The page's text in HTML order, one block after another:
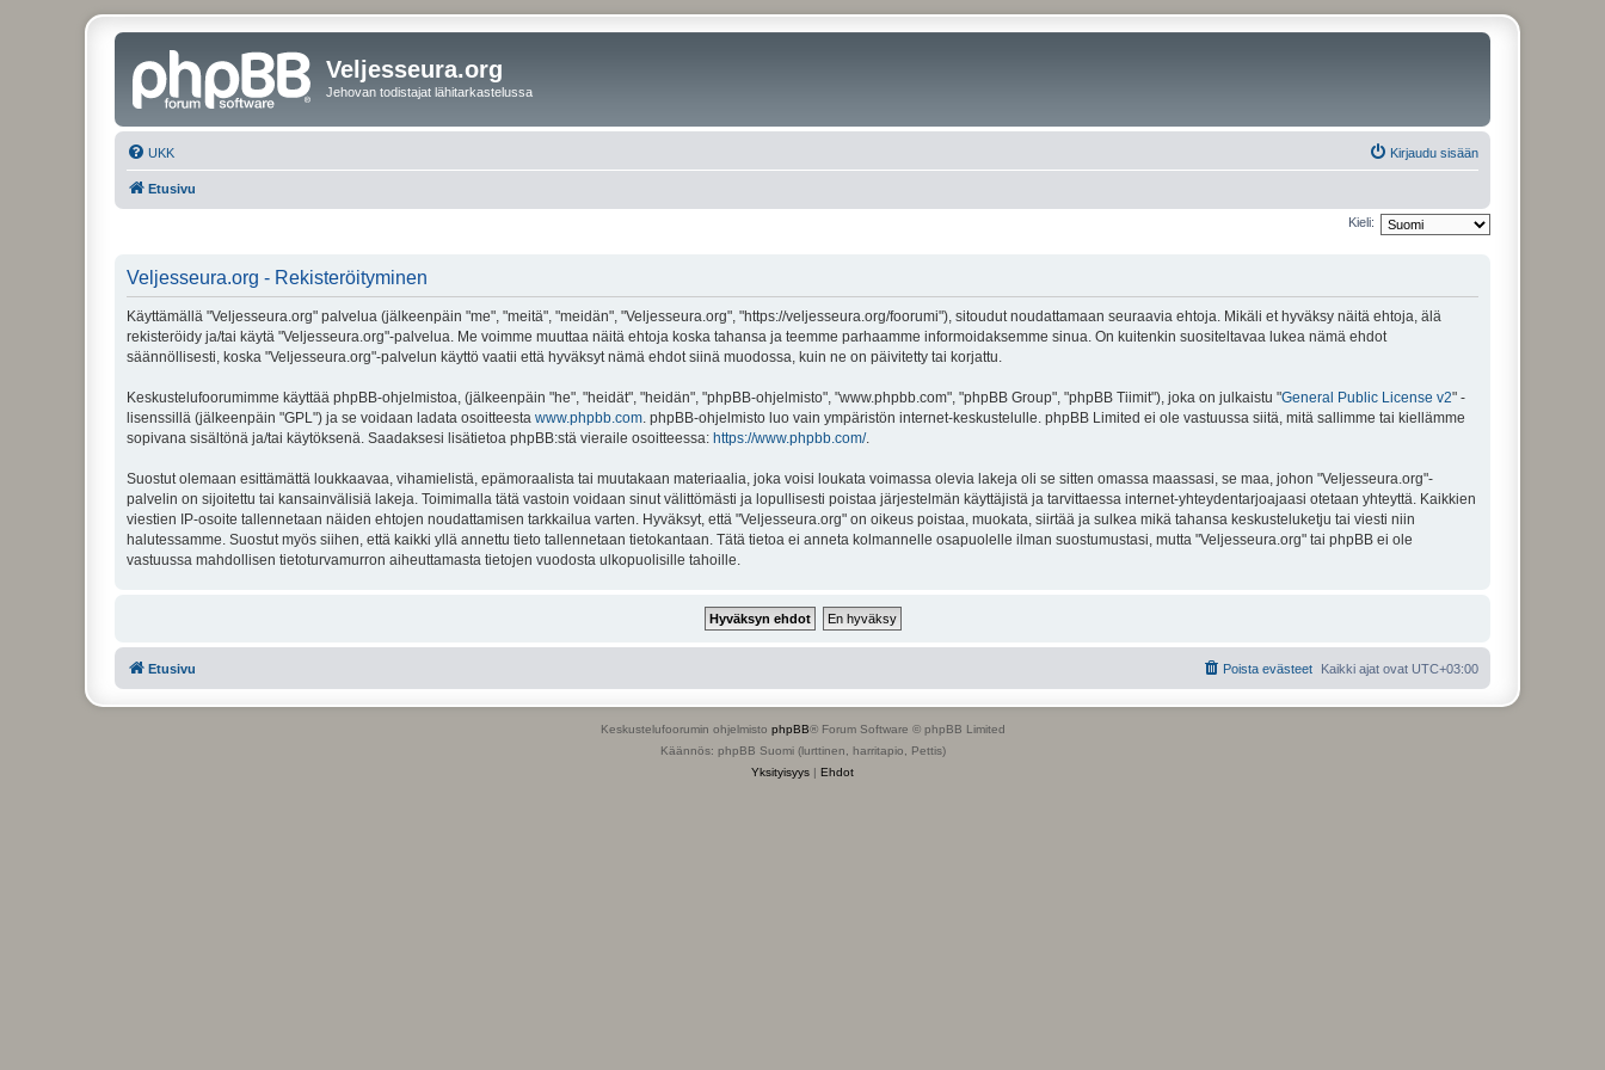
Veljesseura.org
Jehovan todistajat lähitarkastelussa
UKK Kirjaudu sisään
Etusivu
Kieli:
Veljesseura.org - Rekisteröityminen
Käyttämällä "Veljesseura.org" palvelua (jälkeenpäin "me", "meitä", "meidän", "Veljesseura.org", "https://veljesseura.org/foorumi"), sitoudut noudattamaan seuraavia ehtoja. Mikäli et hyväksy näitä ehtoja, älä
rekisteröidy ja/tai käytä "Veljesseura.org"-palvelua. Me voimme muuttaa näitä ehtoja koska tahansa ja teemme parhaamme informoidaksemme sinua. On kuitenkin suositeltavaa lukea nämä ehdot
säännöllisesti, koska "Veljesseura.org"-palvelun käyttö vaatii että hyväksyt nämä ehdot siinä muodossa, kuin ne on päivitetty tai korjattu.
Keskustelufoorumimme käyttää phpBB-ohjelmistoa, (jälkeenpäin "he", "heidät", "heidän", "phpBB-ohjelmisto", "www.phpbb.com", "phpBB Group", "phpBB Tiimit"), joka on julkaistu "General Public License v2" -
lisenssillä (jälkeenpäin "GPL") ja se voidaan ladata osoitteesta www.phpbb.com. phpBB-ohjelmisto luo vain ympäristön internet-keskustelulle. phpBB Limited ei ole vastuussa siitä, mitä sallimme tai kiellämme
sopivana sisältönä ja/tai käytöksenä. Saadaksesi lisätietoa phpBB:stä vieraile osoitteessa: https://www.phpbb.com/.
Suostut olemaan esittämättä loukkaavaa, vihamielistä, epämoraalista tai muutakaan materiaalia, joka voisi loukata voimassa olevia lakeja oli se sitten omassa maassasi, se maa, johon "Veljesseura.org"-
palvelin on sijoitettu tai kansainvälisiä lakeja. Toimimalla tätä vastoin voidaan sinut välittömästi ja lopullisesti poistaa järjestelmän käyttäjistä ja tarvittaessa internet-yhteydentarjoajaasi otetaan yhteyttä. Kaikkien
viestien IP-osoite tallennetaan näiden ehtojen noudattamisen tarkkailua varten. Hyväksyt, että "Veljesseura.org" on oikeus poistaa, muokata, siirtää ja sulkea mikä tahansa keskusteluketju tai viesti niin
halutessamme. Suostut myös siihen, että kaikki yllä annettu tieto tallennetaan tietokantaan. Tätä tietoa ei anneta kolmannelle osapuolelle ilman suostumustasi, mutta "Veljesseura.org" tai phpBB ei ole
vastuussa mahdollisen tietoturvamurron aiheuttamasta tietojen vuodosta ulkopuolisille tahoille.
Etusivu Kaikki ajat ovat UTC+03:00
Poista evästeet
Keskustelufoorumin ohjelmisto phpBB® Forum Software © phpBB Limited
Käännös: phpBB Suomi (lurttinen, harritapio, Pettis)
Yksityisyys | Ehdot